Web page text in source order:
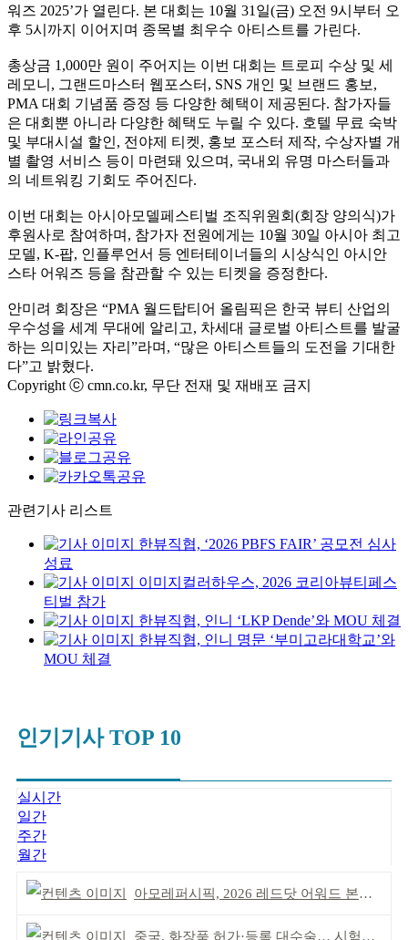
워즈 2025’가 열린다. 본 대회는 10월 31일(금) 오전 9시부터 오
후 5시까지 이어지며 종목별 최우수 아티스트를 가린다.
총상금 1,000만 원이 주어지는 이번 대회는 트로피 수상 및 세
레모니, 그랜드마스터 웹포스터, SNS 개인 및 브랜드 홍보,
PMA 대회 기념품 증정 등 다양한 혜택이 제공된다. 참가자들
은 대회뿐 아니라 다양한 혜택도 누릴 수 있다. 호텔 무료 숙박
및 부대시설 할인, 전야제 티켓, 홍보 포스터 제작, 수상자별 개
별 촬영 서비스 등이 마련돼 있으며, 국내외 유명 마스터들과
의 네트워킹 기회도 주어진다.
이번 대회는 아시아모델페스티벌 조직위원회(회장 양의식)가
후원사로 참여하며, 참가자 전원에게는 10월 30일 아시아 최고
모델, K-팝, 인플루언서 등 엔터테이너들의 시상식인 아시안
스타 어워즈 등을 참관할 수 있는 티켓을 증정한다.
안미려 회장은 “PMA 월드탑티어 올림픽은 한국 뷰티 산업의
우수성을 세계 무대에 알리고, 차세대 글로벌 아티스트를 발굴
하는 의미있는 자리”라며, “많은 아티스트들의 도전을 기대한
다”고 밝혔다.
Copyright ⓒ cmn.co.kr, 무단 전재 및 재배포 금지
관련기사 리스트
한뷰직협, ‘2026 PBFS FAIR’ 공모전 심사
성료
이미지컬러하우스, 2026 코리아뷰티페스
티벌 참가
한뷰직협, 인니 ‘LKP Dende’와 MOU 체결
한뷰직협, 인니 명문 ‘부미고라대학교’와
MOU 체결
인기기사 TOP 10
실시간
일간
주간
월간
아모레퍼시픽, 2026 레드닷 어워드 본상 2개 수상
중국, 화장품 허가·등록 대수술… 시험자료 공용 허용